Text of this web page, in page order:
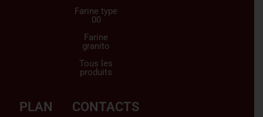
Farine type
00
Farine
granito
Tous les
produits
PLAN
CONTACTS